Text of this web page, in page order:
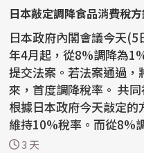
日本敲定調降食品消費稅
日本政府內閣會議今天
年4月起，從8%調降為
提交法案。若法案通過
來，首度調降稅率。 共同社與「日本經濟新聞」報導，
根據日本政府今天敲定
維持10%稅率。而從8%
外食。...
3 天